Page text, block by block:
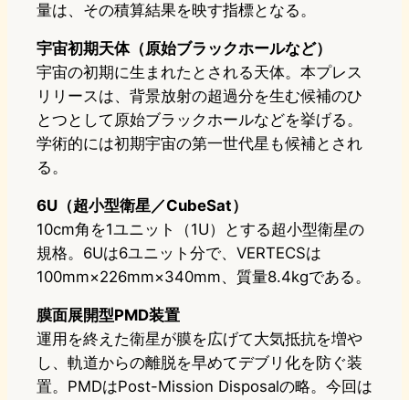
量は、その積算結果を映す指標となる。
宇宙初期天体（原始ブラックホールなど）
宇宙の初期に生まれたとされる天体。本プレス
リリースは、背景放射の超過分を生む候補のひ
とつとして原始ブラックホールなどを挙げる。
学術的には初期宇宙の第一世代星も候補とされ
る。
6U（超小型衛星／CubeSat）
10cm角を1ユニット（1U）とする超小型衛星の
規格。6Uは6ユニット分で、VERTECSは
100mm×226mm×340mm、質量8.4kgである。
膜面展開型PMD装置
運用を終えた衛星が膜を広げて大気抵抗を増や
し、軌道からの離脱を早めてデブリ化を防ぐ装
置。PMDはPost-Mission Disposalの略。今回は